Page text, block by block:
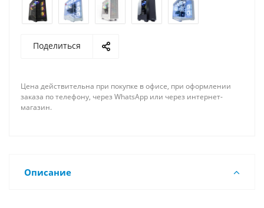
Поделиться
Цена действительна при покупке в офисе, при оформлении
заказа по телефону, через WhatsApp или через интернет-
магазин.
Описание